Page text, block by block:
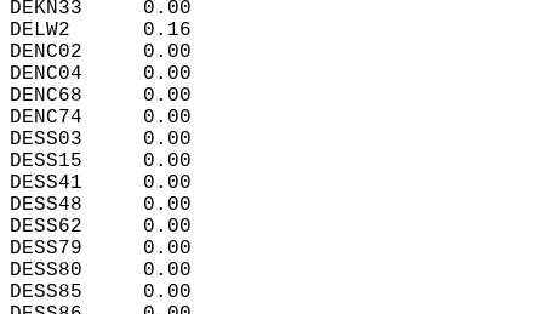
DEKN33     0.00
DELW2      0.16
DENC02     0.00
DENC04     0.00
DENC68     0.00
DENC74     0.00
DESS03     0.00
DESS15     0.00
DESS41     0.00
DESS48     0.00
DESS62     0.00
DESS79     0.00
DESS80     0.00
DESS85     0.00